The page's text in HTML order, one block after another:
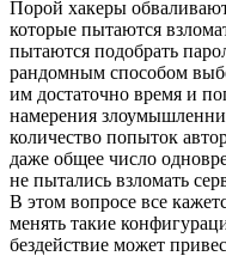
Порой хакеры
которые пытаются
пытаются подобрать
рандомным способом
им достаточно время и
намерения
количество попыток
даже общее число
не пытались взломать
В этом вопросе все
менять такие
бездействие может